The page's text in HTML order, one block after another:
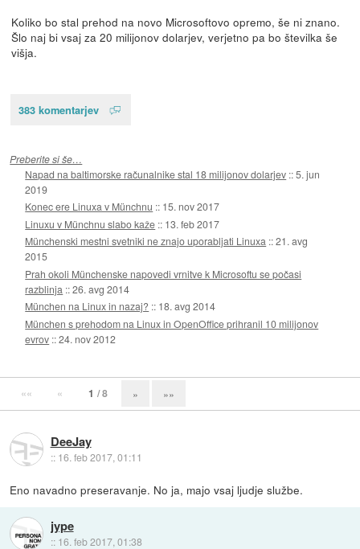
Koliko bo stal prehod na novo Microsoftovo opremo, še ni znano.
Šlo naj bi vsaj za 20 milijonov dolarjev, verjetno pa bo številka še
višja.
383 komentarjev
Preberite si še…
Napad na baltimorske računalnike stal 18 milijonov dolarjev ::5. jun
2019
Konec ere Linuxa v Münchnu :: 15. nov 2017
Linuxu v Münchnu slabo kaže :: 13. feb 2017
Münchenski mestni svetniki ne znajo uporabljati Linuxa ::21. avg
2015
Prah okoli Münchenske napovedi vrnitve k Microsoftu se počasi
razblinja ::26. avg 2014
München na Linux in nazaj? :: 18. avg 2014
München s prehodom na Linux in OpenOffice prihranil 10 milijonov
evrov ::24. nov 2012
«« « 1 / 8 » »»
DeeJay
:: 16. feb 2017, 01:11
Eno navadno preseravanje. No ja, majo vsaj ljudje službe.
jype
:: 16. feb 2017, 01:38